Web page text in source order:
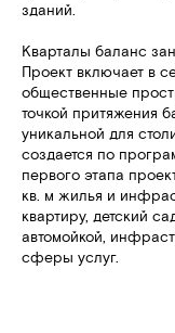
зданий.
Кварталы баланс
Проект включает в
общественные
точкой притяжения
уникальной для
создается по
первого этапа
кв. м жилья и
квартиру, детский
автомойкой,
сферы услуг.